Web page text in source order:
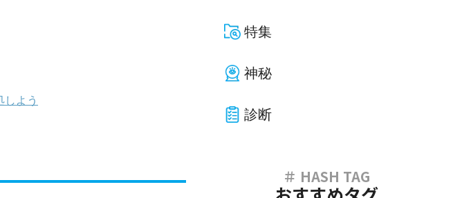
よう
特集
神秘
診断